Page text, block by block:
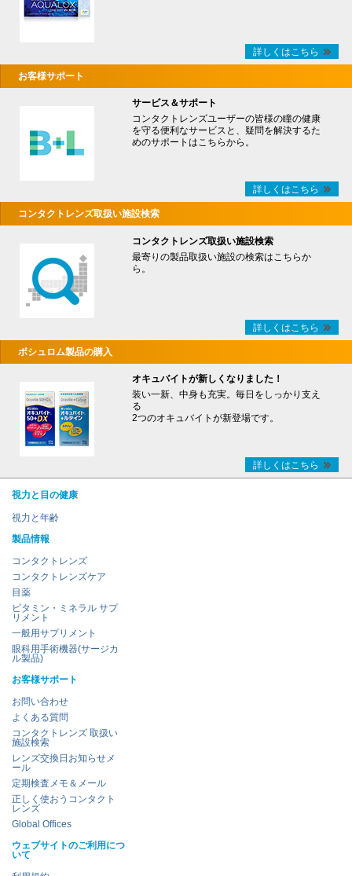
詳しくはこちら
お客様サポート
サービス＆サポート
コンタクトレンズユーザーの皆様の瞳の健康
を守る便利なサービスと、疑問を解決するた
めのサポートはこちらから。
詳しくはこちら
コンタクトレンズ取扱い施設検索
コンタクトレンズ取扱い施設検索
最寄りの製品取扱い施設の検索はこちらか
ら。
詳しくはこちら
ボシュロム製品の購入
オキュバイトが新しくなりました！
装い一新、中身も充実。毎日をしっかり支え
る
2つのオキュバイトが新登場です。
詳しくはこちら
視力と目の健康
視力と年齢
製品情報
コンタクトレンズ
コンタクトレンズケア
目薬
ビタミン・ミネラル サプ
リメント
一般用サプリメント
眼科用手術機器(サージカ
ル製品)
お客様サポート
お問い合わせ
よくある質問
コンタクトレンズ 取扱い
施設検索
レンズ交換日お知らせメ
ール
定期検査メモ＆メール
正しく使おうコンタクト
レンズ
Global Offices
ウェブサイトのご利用につ
いて